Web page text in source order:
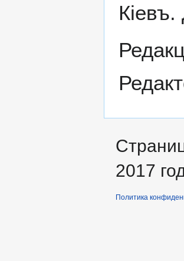
2017
Политика